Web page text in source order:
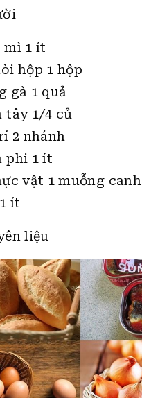
mì 1 ít
hộp 1 hộp
gà 1 quả
tây 1/4 củ
2 nhánh
phi 1 ít
vật 1 muỗng canh
ít
liệu